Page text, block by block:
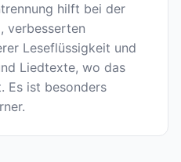
hilft bei der
, verbesserten
Leseflüssigkeit und
Liedtexte, wo das
Es ist besonders